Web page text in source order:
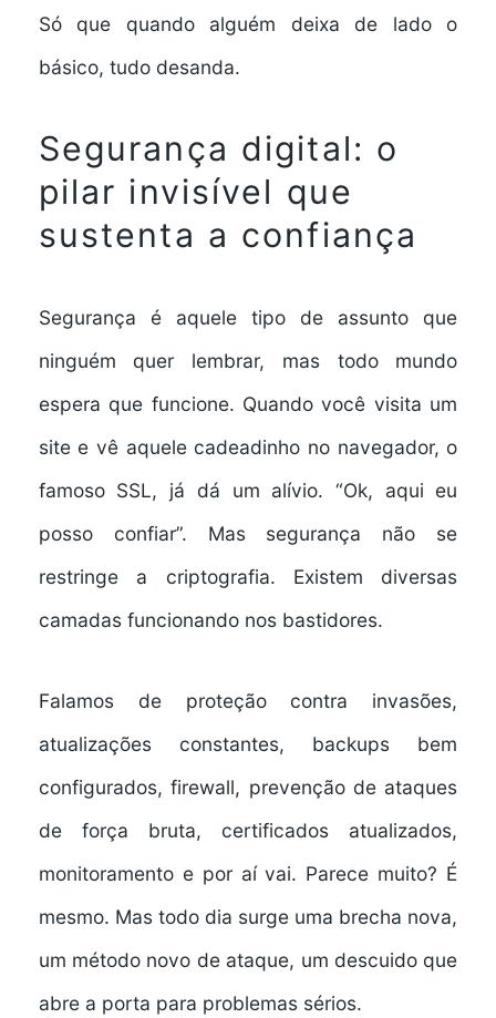
Só que quando alguém deixa de lado o
básico, tudo desanda.
Segurança digital: o
pilar invisível que
sustenta a confiança
Segurança é aquele tipo de assunto que
ninguém quer lembrar, mas todo mundo
espera que funcione. Quando você visita um
site e vê aquele cadeadinho no navegador, o
famoso SSL, já dá um alívio. “Ok, aqui eu
posso confiar”. Mas segurança não se
restringe a criptografia. Existem diversas
camadas funcionando nos bastidores.
Falamos de proteção contra invasões,
atualizações constantes, backups bem
configurados, firewall, prevenção de ataques
de força bruta, certificados atualizados,
monitoramento e por aí vai. Parece muito? É
mesmo. Mas todo dia surge uma brecha nova,
um método novo de ataque, um descuido que
abre a porta para problemas sérios.